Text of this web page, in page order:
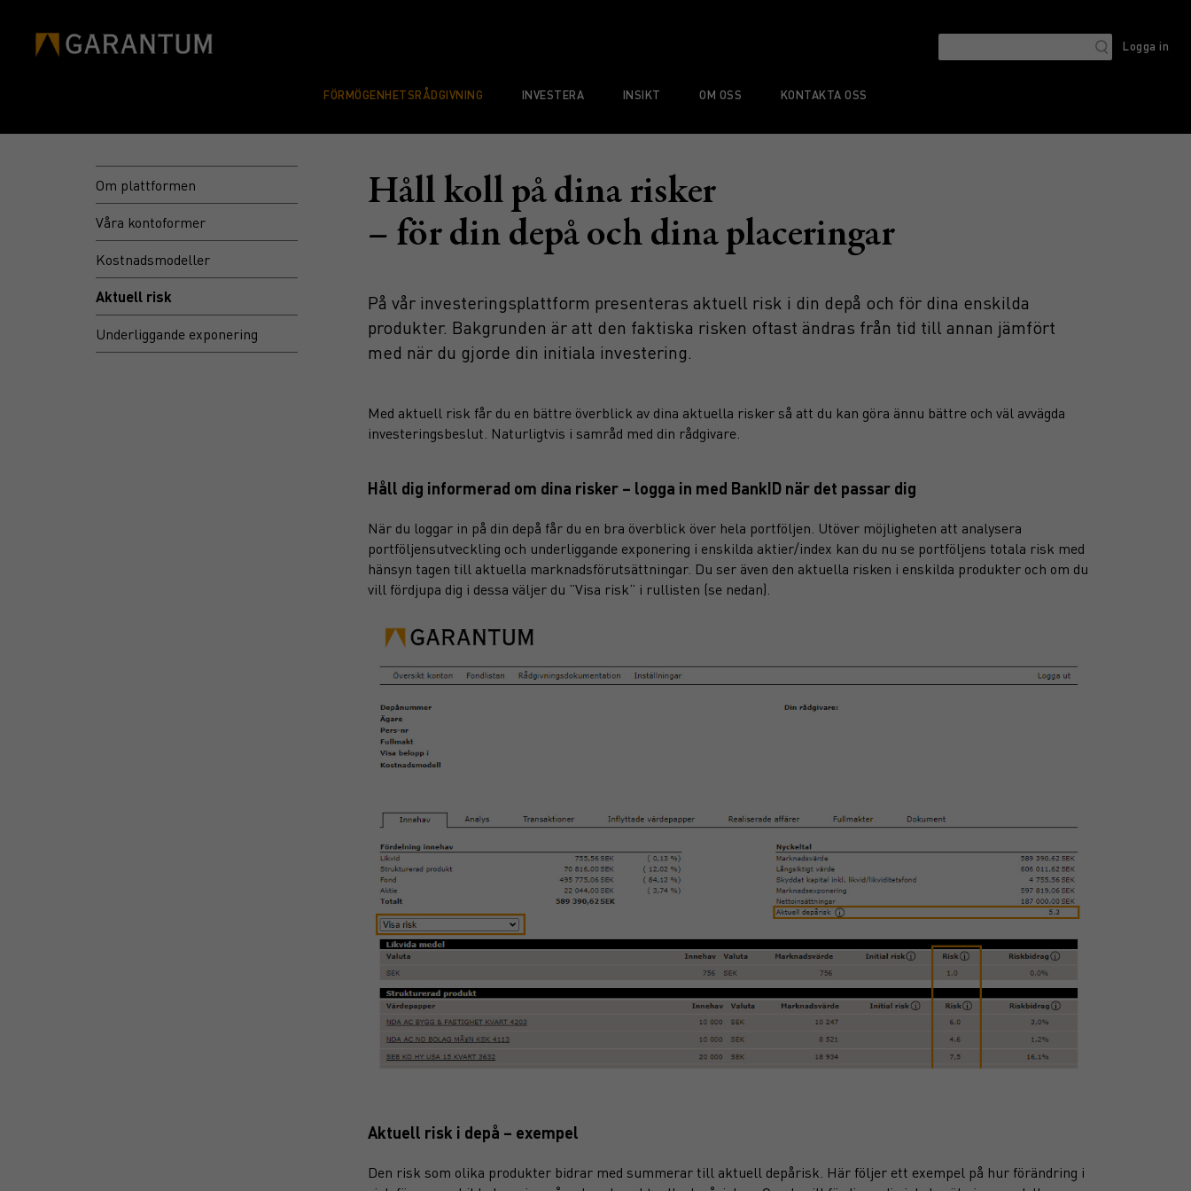
Logga in
FÖRMÖGENHETSRÅDGIVNING INVESTERA INSIKT OM OSS KONTAKTA OSS
Om plattformen
Våra kontoformer
Kostnadsmodeller
Aktuell risk
Underliggande exponering
Håll koll på dina risker
– för din depå och dina placeringar
På vår investeringsplattform presenteras aktuell risk i din depå och för dina enskilda
produkter. Bakgrunden är att den faktiska risken oftast ändras från tid till annan jämfört
med när du gjorde din initiala investering.
Med aktuell risk får du en bättre överblick av dina aktuella risker så att du kan göra ännu bättre och väl avvägda
investeringsbeslut. Naturligtvis i samråd med din rådgivare.
Håll dig informerad om dina risker – logga in med BankID när det passar dig
När du loggar in på din depå får du en bra överblick över hela portföljen. Utöver möjligheten att analysera
portföljensutveckling och underliggande exponering i enskilda aktier/index kan du nu se portföljens totala risk med
hänsyn tagen till aktuella marknadsförutsättningar. Du ser även den aktuella risken i enskilda produkter och om du
vill fördjupa dig i dessa väljer du ”Visa risk” i rullisten (se nedan).
Aktuell risk i depå – exempel
Den risk som olika produkter bidrar med summerar till aktuell depårisk. Här följer ett exempel på hur förändring i